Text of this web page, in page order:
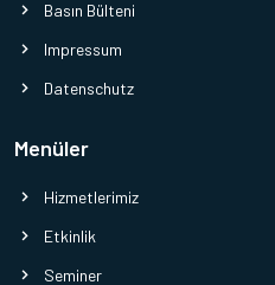
Basın Bülteni
Impressum
Datenschutz
Menüler
Hizmetlerimiz
Etkinlik
Seminer